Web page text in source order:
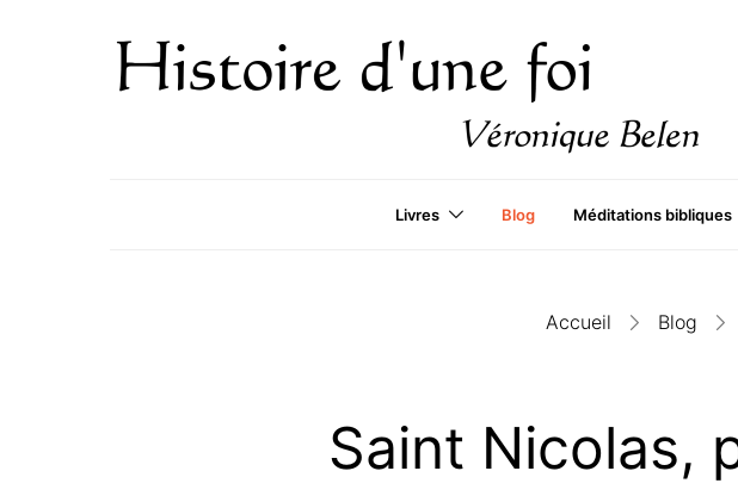
Livres Blog Méditations bibliques
Accueil Blog
Saint Nicolas,